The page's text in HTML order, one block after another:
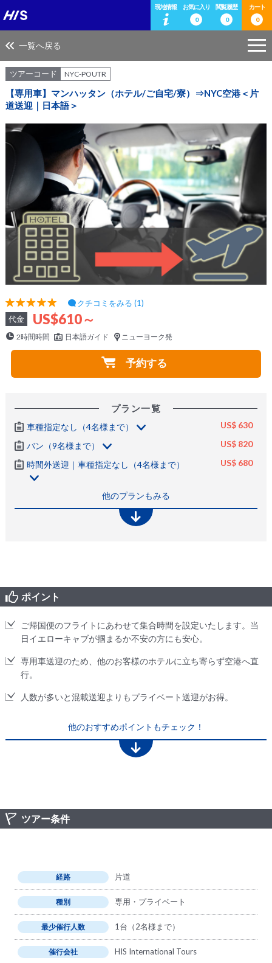
現地情報
お気に入り
0
閲覧履歴
0
カート
0
一覧へ戻る
ツアーコード NYC-POUTR
【専用車】マンハッタン（ホテル/ご自宅/寮）⇒NYC空港＜片
道送迎｜日本語＞
クチコミをみる (1)
代金
US$610～
2時間時間 日本語ガイド ニューヨーク発
予約する
プラン一覧
車種指定なし（4名様まで）
US$ 630
バン（9名様まで）
US$ 820
時間外送迎｜車種指定なし（4名様まで）
US$ 680
他のプランもみる
ポイント
ご帰国便のフライトにあわせて集合時間を設定いたします。当
日イエローキャブが掴まるか不安の方にも安心。
専用車送迎のため、他のお客様のホテルに立ち寄らず空港へ直
行。
人数が多いと混載送迎よりもプライベート送迎がお得。
他のおすすめポイントもチェック！
ツアー条件
経路 片道
種別 専用・プライベート
最少催行人数 1台（2名様まで）
催行会社 HIS International Tours